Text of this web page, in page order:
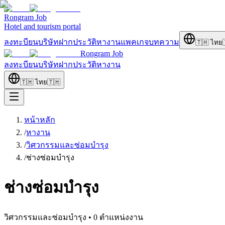
Rongram Job
Hotel and tourism portal
ลงทะบียนบริษัทฝากประวัติหางานแพคเกจบทความ 🇹🇭 ไทย
Rongram Job
ลงทะบียนบริษัทฝากประวัติหางาน
🇹🇭 ไทย🇹🇭
หน้าหลัก
/หางาน
/วิศวกรรมและซ่อมบำรุง
/ช่างซ่อมบำรุง
ช่างซ่อมบำรุง
วิศวกรรมและซ่อมบำรุง • 0 ตำแหน่งงาน